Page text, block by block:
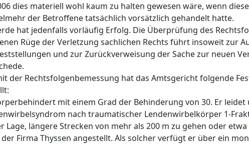
dies materiell wohl kaum zu halten gewesen wäre, wenn
der Betroffene tatsächlich vorsätzlich gehandelt hatte.
hat jedenfalls vorläufig Erfolg. Die Überprüfung des
Rüge der Verletzung sachlichen Rechts führt insoweit zur
und zur Zurückverweisung der Sache zur neuen
der Rechtsfolgenbemessung hat das Amtsgericht folgende
mit einem Grad der Behinderung von 30. Er
nach traumatischer Lendenwirbelkörper 1-
Lage, längere Strecken von mehr als 200 m zu gehen oder
Firma Thyssen angestellt. Als solcher verfügt er über ein